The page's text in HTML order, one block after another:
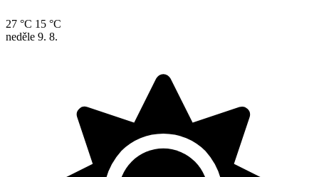
27 °C 15 °C
neděle 9. 8.